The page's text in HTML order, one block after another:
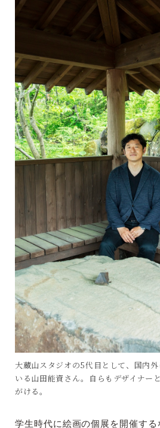
大蔵山スタジオの5代目として、国内
いる山田能資さん。自らもデザイナー
がける。
学生時代に絵画の個展を開催す